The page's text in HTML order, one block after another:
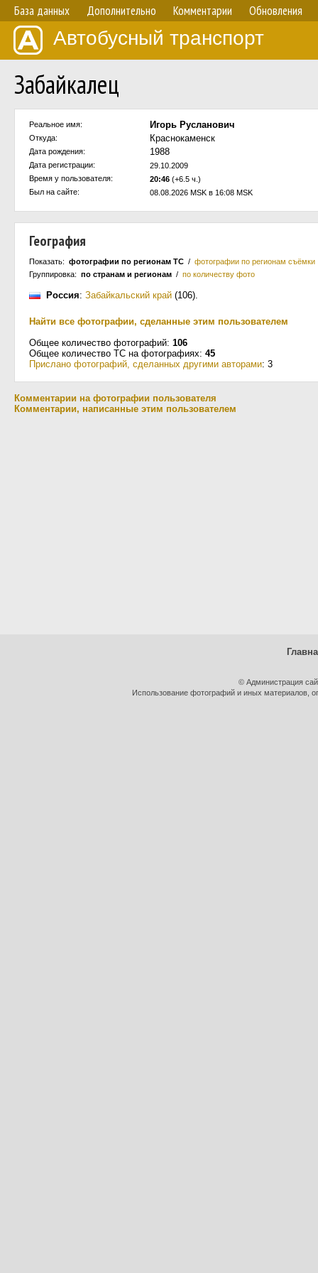
База данных Дополнительно Комментарии Обновления
Автобусный транспорт
Забайкалец
Реальное имя: Игорь Русланович
Откуда: Краснокаменск
Дата рождения: 1988
Дата регистрации:
29.10.2009
Время у пользователя:
20:46 (+6.5 ч.)
Был на сайте:
08.08.2026 MSK в 16:08 MSK
География
Показать: фотографии по регионам ТС / фотографии по регионам съёмки
Группировка: по странам и регионам / по количеству фото
Россия: Забайкальский край (106).
Найти все фотографии, сделанные этим пользователем
Общее количество фотографий: 106
Общее количество ТС на фотографиях: 45
Прислано фотографий, сделанных другими авторами: 3
Комментарии на фотографии пользователя
Комментарии, написанные этим пользователем
© Администрация
Использование фотографий и иных материалов,